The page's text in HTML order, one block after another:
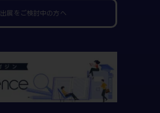
出展をご検討中の方へ